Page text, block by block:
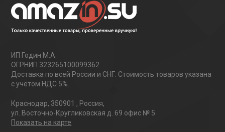
ИП Годин М.А.
ОГРНИП 323265100099362
Доставка по всей России и СНГ. Стоимость товаров указана
с учётом НДС 5%.
Краснодар, 350901 , Россия,
ул. Восточно-Кругликовская д. 69 офис № 5
Показать на карте